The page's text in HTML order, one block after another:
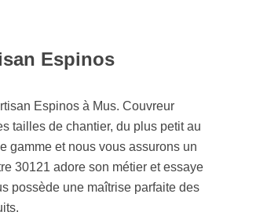
Espinos
Espinos à Mus. Couvreur
tailles de chantier, du plus petit au
gamme et nous vous assurons un
30121 adore son métier et essaye
possède une maîtrise parfaite des